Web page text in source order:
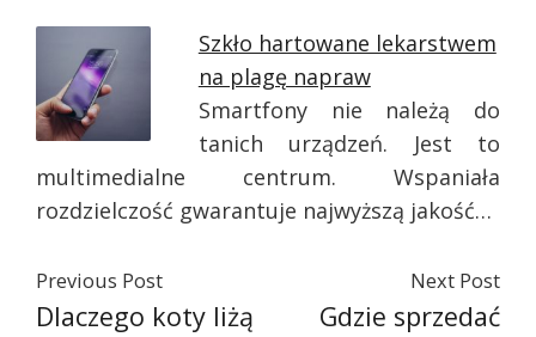
Szkło hartowane lekarstwem
na plagę napraw
Smartfony nie należą do
tanich urządzeń. Jest to
multimedialne centrum. Wspaniała
rozdzielczość gwarantuje najwyższą jakość…
Previous Post
Dlaczego koty liżą
Next Post
Gdzie sprzedać